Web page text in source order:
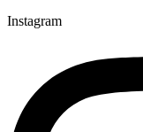
Instagram